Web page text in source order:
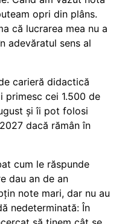
opri din plâns.
că lucrarea mea nu a
adevăratul sens al
carieră didactică
primesc cei 1.500 de
și îi pot folosi
dacă rămân în
cum le răspunde
dau an de an
note mari, dar nu au
nedeterminată: În